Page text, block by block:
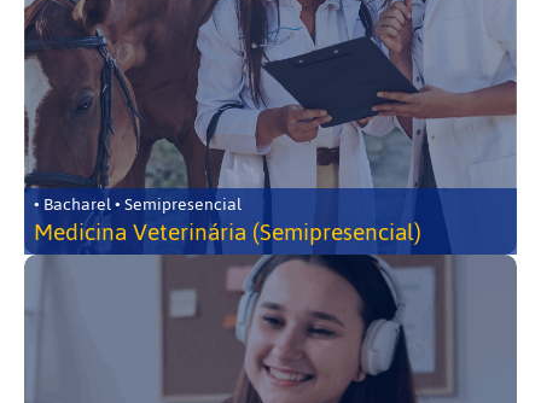
• Bacharel • Semipresencial
Medicina Veterinária (Semipresencial)